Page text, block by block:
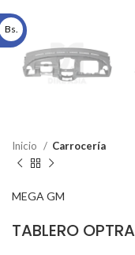
Inicio Carrocería
MEGA GM
TABLERO OPTRA
Bs.